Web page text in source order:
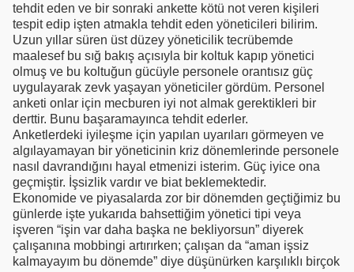
tehdit eden ve bir sonraki ankette kötü not veren kişileri
tespit edip işten atmakla tehdit eden yöneticileri bilirim.
Uzun yıllar süren üst düzey yöneticilik tecrübemde
maalesef bu sığ bakış açısıyla bir koltuk kapıp yönetici
olmuş ve bu koltuğun gücüyle personele orantısız güç
uygulayarak zevk yaşayan yöneticiler gördüm. Personel
anketi onlar için mecburen iyi not almak gerektikleri bir
derttir. Bunu başaramayınca tehdit ederler.
Anketlerdeki iyileşme için yapılan uyarıları görmeyen ve
algılayamayan bir yöneticinin kriz dönemlerinde personele
nasıl davrandığını hayal etmenizi isterim. Güç iyice ona
geçmiştir. İşsizlik vardır ve biat beklemektedir.
Ekonomide ve piyasalarda zor bir dönemden geçtiğimiz bu
günlerde işte yukarıda bahsettiğim yönetici tipi veya
işveren “işin var daha başka ne bekliyorsun” diyerek
çalışanına mobbingi artırırken; çalışan da “aman işsiz
kalmayayım bu dönemde” diye düşünürken karşılıklı birçok